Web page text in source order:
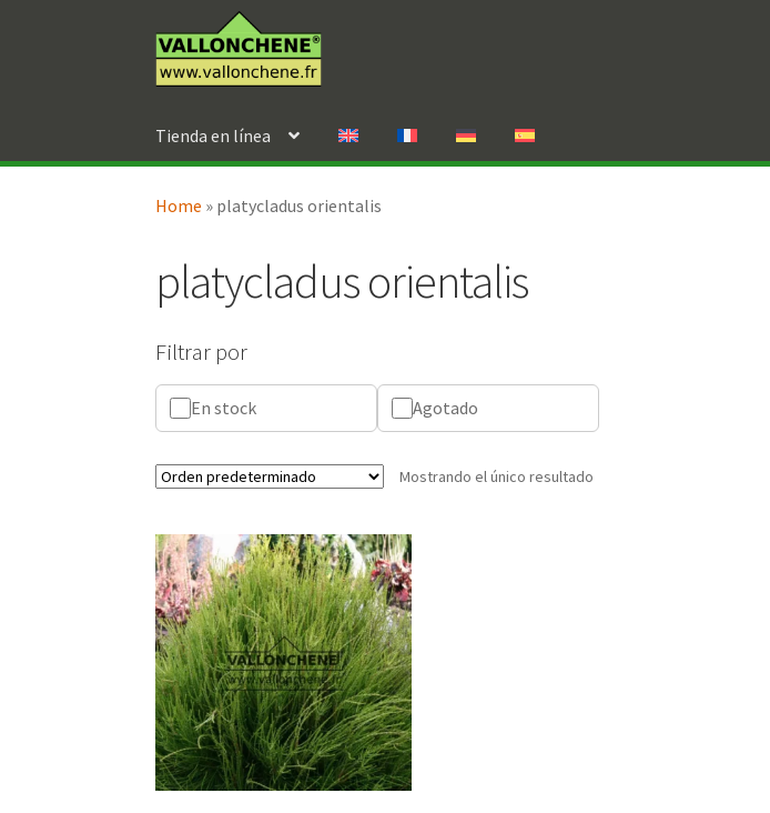
a
la
al
contenido
Tienda en línea
Home » platycladus orientalis
platycladus orientalis
Filtrar por
En stock Agotado
Mostrando el único resultado